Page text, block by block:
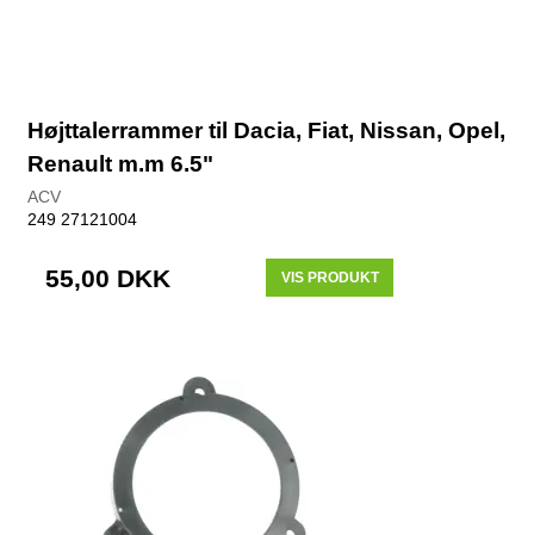
Højttalerrammer til Dacia, Fiat, Nissan, Opel,
Renault m.m 6.5"
ACV
249 27121004
55,00 DKK VIS PRODUKT